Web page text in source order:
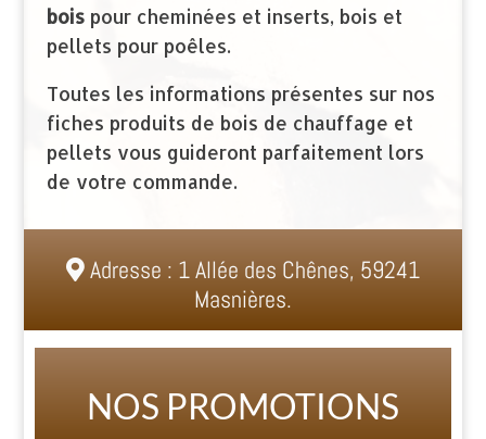
boispour cheminées et inserts, bois et
pellets pour poêles.
Toutes les informations présentes sur nos
fiches produits de bois de chauffage et
pellets vous guideront parfaitement lors
de votre commande.
Adresse : 1 Allée des Chênes, 59241
Masnières.
NOS PROMOTIONS